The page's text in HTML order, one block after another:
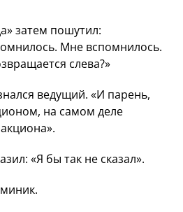
затем пошутил:
Мне вспомнилось.
слева?»
ведущий. «И парень,
на самом деле
«Я бы так не сказал».